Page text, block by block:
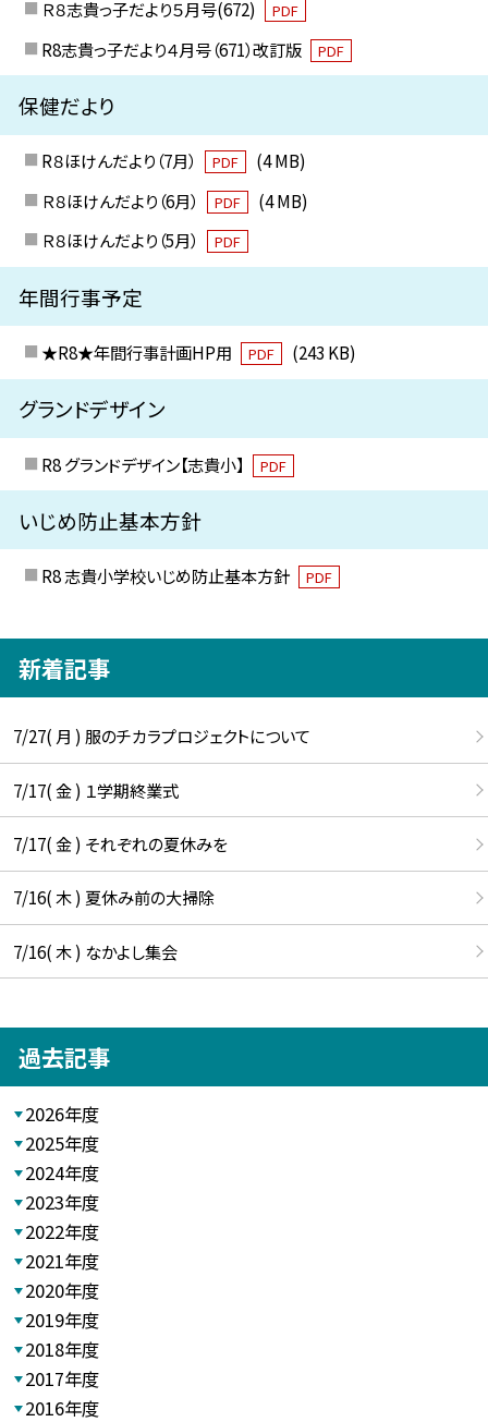
Ｒ８志貴っ子だより５月号(672) PDF
R8志貴っ子だより４月号（671）改訂版 PDF
保健だより
R８ほけんだより（7月） PDF
(4 MB)
Ｒ８ほけんだより（6月）
PDF
(4 MB)
Ｒ８ほけんだより（5月）
PDF
年間行事予定
★R8★年間行事計画HP用 PDF (243 KB)
グランドデザイン
R8 グランドデザイン【志貴小】 PDF
いじめ防止基本方針
R8 志貴小学校いじめ防止基本方針 PDF
新着記事
7/27( 月 ) 服のチカラプロジェクトについて
7/17( 金 ) １学期終業式
7/17( 金 ) それぞれの夏休みを
7/16( 木 ) 夏休み前の大掃除
7/16( 木 ) なかよし集会
過去記事
2026年度
2025年度
2024年度
2023年度
2022年度
2021年度
2020年度
2019年度
2018年度
2017年度
2016年度